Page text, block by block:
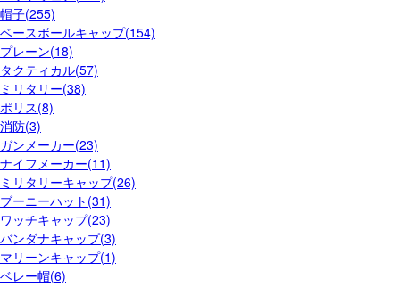
帽子(255)
ベースボールキャップ(154)
プレーン(18)
タクティカル(57)
ミリタリー(38)
ポリス(8)
消防(3)
ガンメーカー(23)
ナイフメーカー(11)
ミリタリーキャップ(26)
ブーニーハット(31)
ワッチキャップ(23)
バンダナキャップ(3)
マリーンキャップ(1)
ベレー帽(6)